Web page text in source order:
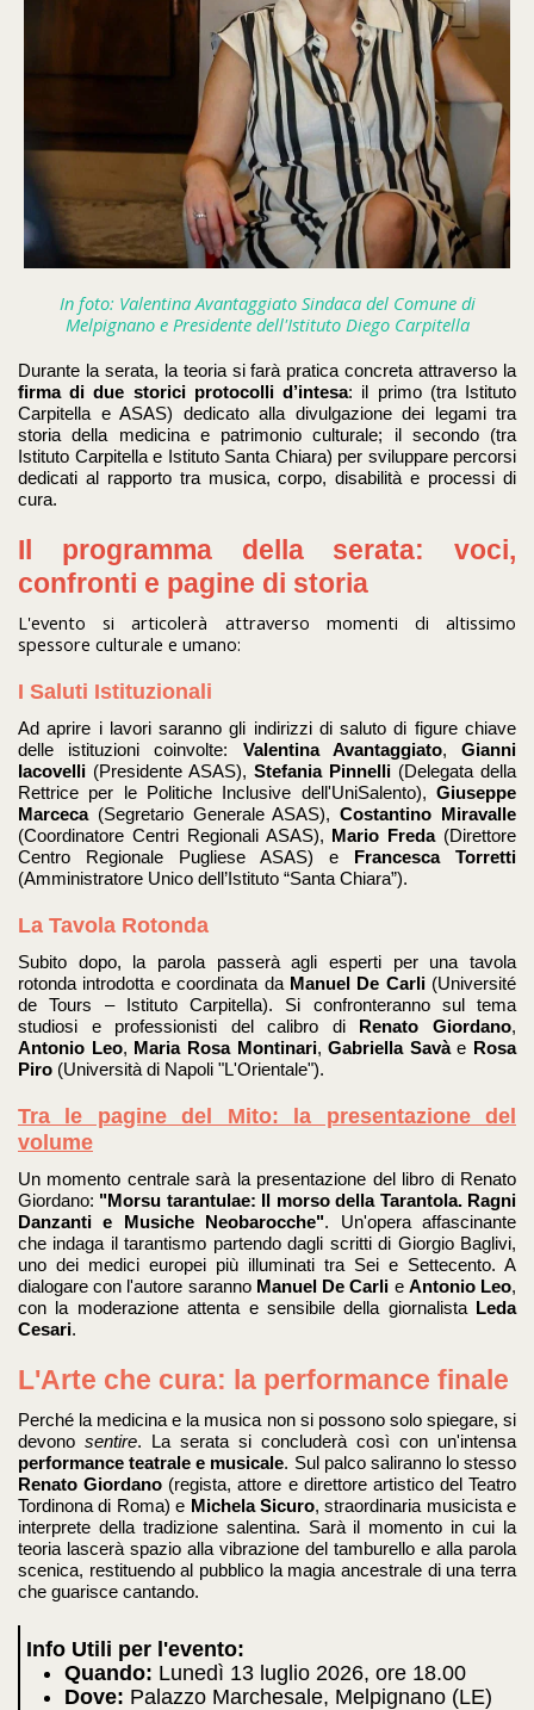
In foto: Valentina Avantaggiato Sindaca del Comune di
Melpignano e Presidente dell'Istituto Diego Carpitella
Durante la serata, la teoria si farà pratica concreta attraverso la
firma di due storici protocolli d’intesa: il primo (tra Istituto
Carpitella e ASAS) dedicato alla divulgazione dei legami tra
storia della medicina e patrimonio culturale; il secondo (tra
Istituto Carpitella e Istituto Santa Chiara) per sviluppare percorsi
dedicati al rapporto tra musica, corpo, disabilità e processi di
cura.
Il programma della serata: voci,
confronti e pagine di storia
L'evento si articolerà attraverso momenti di altissimo
spessore culturale e umano:
I Saluti Istituzionali
Ad aprire i lavori saranno gli indirizzi di saluto di figure chiave
delle istituzioni coinvolte: Valentina Avantaggiato,Gianni
Iacovelli (Presidente ASAS), Stefania Pinnelli (Delegata della
Rettrice per le Politiche Inclusive dell'UniSalento), Giuseppe
Marceca(Segretario Generale ASAS),Costantino Miravalle
(Coordinatore Centri Regionali ASAS), Mario Freda(Direttore
Centro Regionale Pugliese ASAS) e
Francesca Torretti
(Amministratore Unico dell’Istituto “Santa Chiara”).
La Tavola Rotonda
Subito dopo, la parola passerà agli esperti per una tavola
rotonda introdotta e coordinata da Manuel De Carli(Université
de Tours – Istituto Carpitella). Si confronteranno sul tema
studiosi e professionisti del calibro di
Renato Giordano,
Antonio Leo, Maria Rosa Montinari,Gabriella Savàe Rosa
Piro (Università di Napoli "L'Orientale").
Tra le pagine del Mito: la presentazione del
volume
Un momento centrale sarà la presentazione del libro di Renato
Giordano: "Morsu tarantulae: Il morso della Tarantola. Ragni
Danzanti e Musiche Neobarocche". Un'opera affascinante
che indaga il tarantismo partendo dagli scritti di Giorgio Baglivi,
uno dei medici europei più illuminati tra Sei e Settecento. A
dialogare con l'autore saranno Manuel De Carli e Antonio Leo,
con la moderazione attenta e sensibile della giornalista
Leda
Cesari.
L'Arte che cura: la performance finale
Perché la medicina e la musica non si possono solo spiegare, si
devono sentire. La serata si concluderà così con un'intensa
performance teatrale e musicale. Sul palco saliranno lo stesso
Renato Giordano (regista, attore e direttore artistico del Teatro
Tordinona di Roma) e Michela Sicuro, straordinaria musicista e
interprete della tradizione salentina. Sarà il momento in cui la
teoria lascerà spazio alla vibrazione del tamburello e alla parola
scenica, restituendo al pubblico la magia ancestrale di una terra
che guarisce cantando.
Info Utili per l'evento:
Quando: Lunedì 13 luglio 2026, ore 18.00
Dove: Palazzo Marchesale, Melpignano (LE)